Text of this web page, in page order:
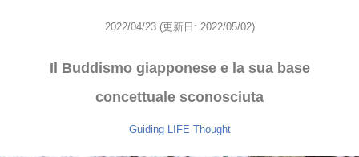
2022/04/23 (更新日: 2022/05/02)
Il Buddismo giapponese e la sua base
concettuale sconosciuta
Guiding LIFE Thought